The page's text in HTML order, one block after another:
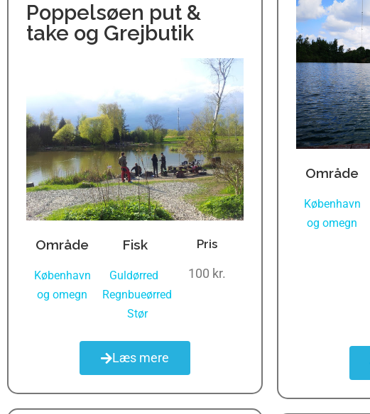
Område
København
og omegn
Poppelsøen put &
take og Grejbutik
Område
København
og omegn
Fisk
Guldørred
Regnbueørred
Stør
Pris
100 kr.
Læs mere